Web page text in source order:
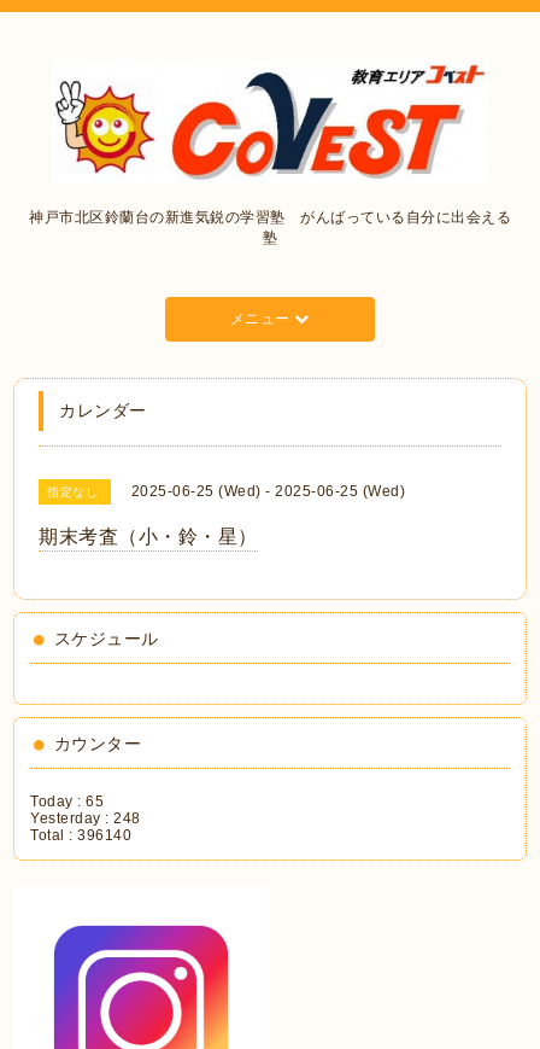
神戸市北区鈴蘭台の新進気鋭の学習塾 がんばっている自分に出会える
塾
メニュー
カレンダー
指定なし 2025-06-25 (Wed) - 2025-06-25 (Wed)
期末考査（小・鈴・星）
スケジュール
カウンター
Today :65
Yesterday :248
Total :396140